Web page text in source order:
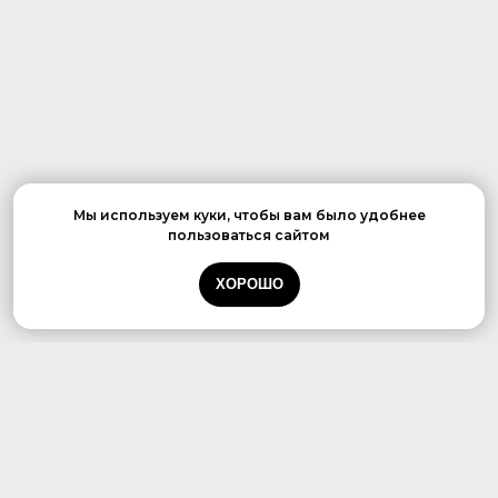
Мы используем куки, чтобы вам было удобнее
пользоваться сайтом
ХОРОШО